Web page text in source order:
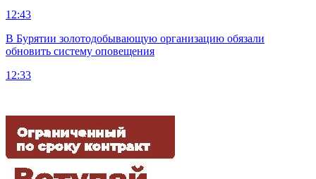
12:43
В Бурятии золотодобывающую организацию обязали
обновить систему оповещения
12:33